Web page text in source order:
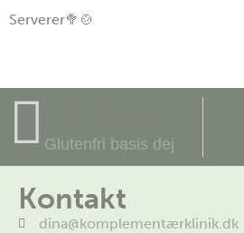
Serverer🥦🍲
Glutenfri basis dej
Kontakt
dina@komplementærklinik.dk